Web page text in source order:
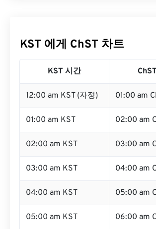
KST 에게 ChST 차트
KST 시간
12:00 am KST (자정) 01:00 am
01:00 am KST 02:00 am
02:00 am KST 03:00 am
03:00 am KST 04:00 am
04:00 am KST 05:00 am
05:00 am KST 06:00 am